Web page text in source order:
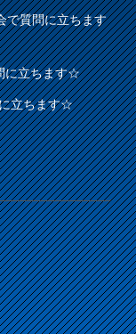
で質問に立ちます
に立ちます☆
立ちます☆